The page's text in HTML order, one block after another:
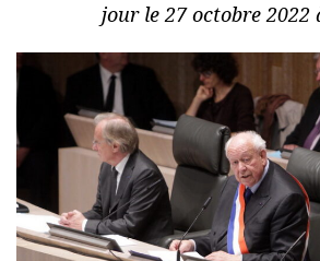
jour le 27 octobre 2022